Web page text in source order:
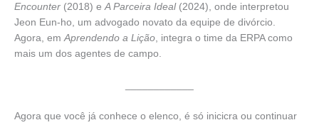
Encounter (2018) e A Parceira Ideal(2024), onde interpretou
Jeon Eun-ho, um advogado novato da equipe de divórcio.
Agora, em Aprendendo a Lição , integra o time da ERPA como
mais um dos agentes de campo.
Agora que você já conhece o elenco, é só inicicra ou continuar